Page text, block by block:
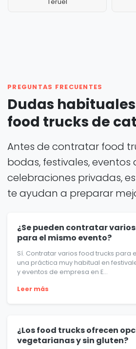
Teruel
PREGUNTAS FRECUENTES
Dudas
food trucks de
Antes de contratar food
bodas, festivales, eventos
celebraciones privadas,
te ayudan a preparar
¿Se pueden contratar
para el mismo evento?
Sí. Contratar varios food trucks para
una práctica muy habitual en
y eventos de empresa en E...
Leer más
¿Los food trucks ofrecen
vegetarianas y sin gluten?